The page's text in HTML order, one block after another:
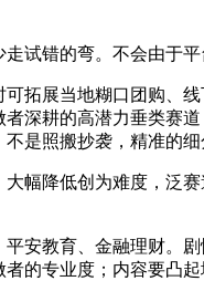
错的弯。不会由于平
展当地糊口团购、线
深耕的高潜力垂类赛
是照搬抄袭，精准的细
降低创为难度，泛
教育、金融理财。剧
的专业度；内容要凸